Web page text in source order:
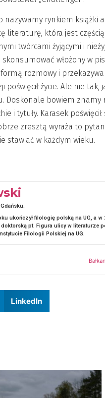
nazywamy rynkiem
literaturę, która jest
twórcami żyjącymi i
włożony w
rozmowy i
poświęcił życie. Ale nie
Doskonale bowiem znamy
i tytuły. Karasek
zresztą wyraża to
stawiać w każdym wieku.
ukończył filologię polską na UG, a
pt. Figura ulicy w literaturze
Filologii Polskiej na UG.
LinkedIn